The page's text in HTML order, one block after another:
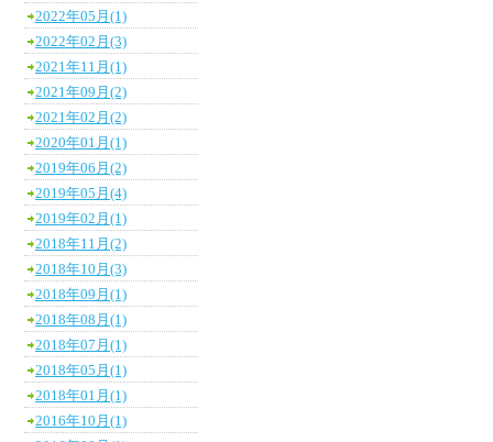
2022年05月(1)
2022年02月(3)
2021年11月(1)
2021年09月(2)
2021年02月(2)
2020年01月(1)
2019年06月(2)
2019年05月(4)
2019年02月(1)
2018年11月(2)
2018年10月(3)
2018年09月(1)
2018年08月(1)
2018年07月(1)
2018年05月(1)
2018年01月(1)
2016年10月(1)